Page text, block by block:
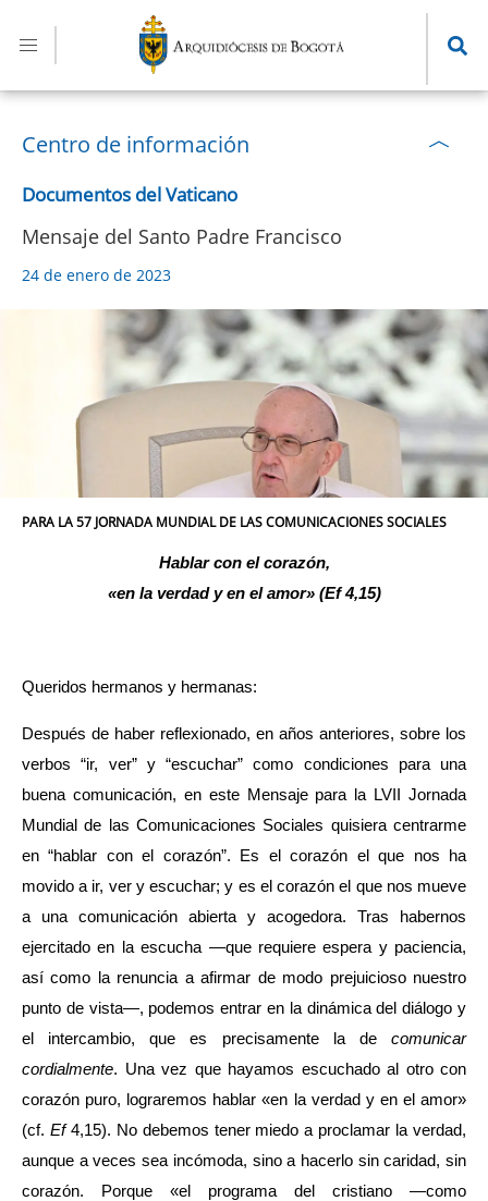
contenido
principal
Centro de información
Documentos del Vaticano
Mensaje del Santo Padre Francisco
24 de enero de 2023
PARA LA 57 JORNADA MUNDIAL DE LAS COMUNICACIONES SOCIALES
Hablar con el corazón,
«en la verdad y en el amor» (Ef 4,15)
Queridos hermanos y hermanas:
Después de haber reflexionado, en años anteriores, sobre los
verbos “ir, ver” y “escuchar” como condiciones para una
buena comunicación, en este Mensaje para la LVII Jornada
Mundial de las Comunicaciones Sociales quisiera centrarme
en “hablar con el corazón”. Es el corazón el que nos ha
movido a ir, ver y escuchar; y es el corazón el que nos mueve
a una comunicación abierta y acogedora. Tras habernos
ejercitado en la escucha —que requiere espera y paciencia,
así como la renuncia a afirmar de modo prejuicioso nuestro
punto de vista—, podemos entrar en la dinámica del diálogo y
el intercambio, que es precisamente la de comunicar
cordialmente. Una vez que hayamos escuchado al otro con
corazón puro, lograremos hablar «en la verdad y en el amor»
(cf. Ef4,15). No debemos tener miedo a proclamar la verdad,
aunque a veces sea incómoda, sino a hacerlo sin caridad, sin
corazón. Porque «el programa del cristiano —como